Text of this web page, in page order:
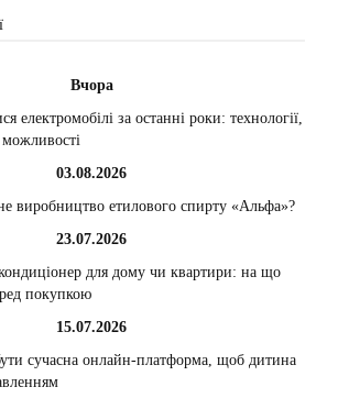
Вчора
електромобілі за останні роки: технології,
можливості
03.08.2026
виробництво етилового спирту «Альфа»?
23.07.2026
для дому чи квартири: на що
покупкою
15.07.2026
сучасна онлайн-платформа, щоб дитина